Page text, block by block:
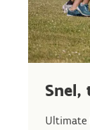
Ultimate